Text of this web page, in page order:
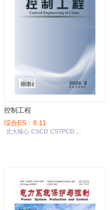
控制工程
综合ES：8.11
北大核心 CSCD CSTPCD